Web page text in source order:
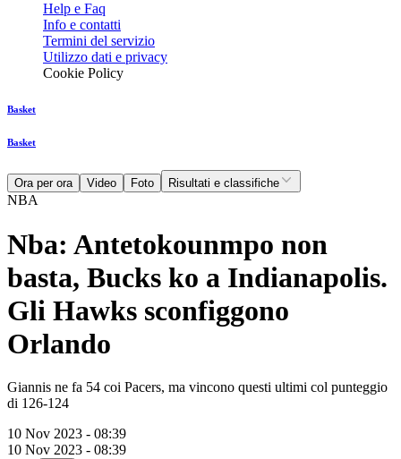
Help e Faq
Info e contatti
Termini del servizio
Utilizzo dati e privacy
Cookie Policy
Basket
Basket
Ora per ora Video Foto Risultati e classifiche
NBA
Nba: Antetokounmpo non
basta, Bucks ko a Indianapolis.
Gli Hawks sconfiggono
Orlando
Giannis ne fa 54 coi Pacers, ma vincono questi ultimi col punteggio
di 126-124
10 Nov 2023 - 08:39
10 Nov 2023 - 08:39